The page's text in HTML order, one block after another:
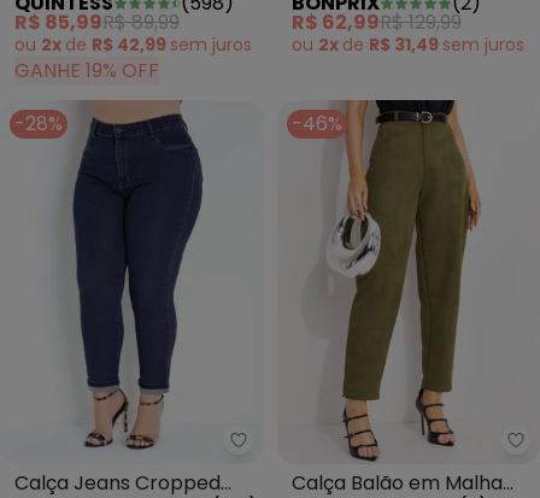
MalhaPreta Pantacourt
R$ 85,99R$ 89,99
ou 2x de R$ 42,99 sem juros
GANHE 19% OFF
Waves Verde
R$ 62,99R$ 129,99
ou 2x de R$ 31,49 sem juros
-28%
Sawary Jeans - Calça Jeans
Calça Jeans Cropped
-46%
Calça Balão em Malha